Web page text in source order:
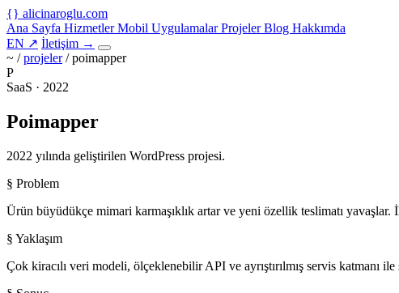
{} alicinaroglu.com
Ana Sayfa HizmetlerMobil UygulamalarProjelerBlog Hakkımda
EN ↗ İletişim →
~ /projeler/poimapper
P
SaaS · 2022
Poimapper
2022 yılında geliştirilen WordPress projesi.
§ Problem
Ürün büyüdükçe mimari karmaşıklık artar ve yeni özellik teslimatı
§ Yaklaşım
Çok kiracılı veri modeli, ölçeklenebilir API ve ayrıştırılmış servis katmanı